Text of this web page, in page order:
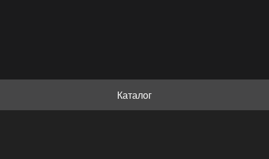
Каталог